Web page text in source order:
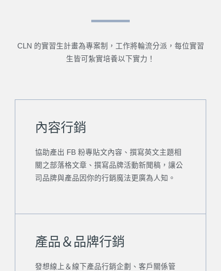
CLN 的實習生計畫為專案制，工作將輪流分派，每位實習
生皆可紮實培養以下實力！
內容行銷
協助產出 FB 粉專貼文內容、撰寫英文主題相
關之部落格文章、撰寫品牌活動新聞稿，讓公
司品牌與產品因你的行銷魔法更廣為人知。
產品＆品牌行銷
發想線上＆線下產品行銷企劃、客戶關係管